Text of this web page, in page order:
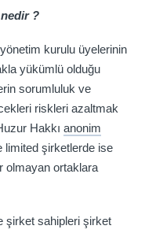
?
kurulu üyelerinin
yükümlü olduğu
sorumluluk ve
riskleri azaltmak
Hakkı anonim
limited şirketlerde ise
olmayan ortaklara
şirket sahipleri şirket